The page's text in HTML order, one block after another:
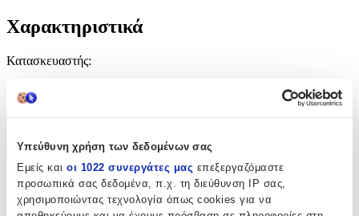
Υπεύθυνη χρήση των δεδομένων σας
Εμείς και οι 1022 συνεργάτες μας επεξεργαζόμαστε
προσωπικά σας δεδομένα, π.χ. τη διεύθυνση IP σας,
χρησιμοποιώντας τεχνολογία όπως cookies για να
Χαρακτηριστικά
Κατασκευαστής:
Χαρακτηριστικά